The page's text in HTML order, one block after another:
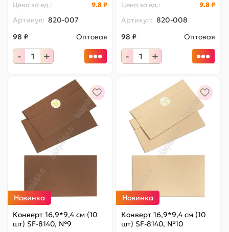
Цена за ед.: 9.8 ₽
Артикул: 820-007
98 ₽
Оптовая
- +
Цена за ед.: 9.8 ₽
Артикул: 820-008
98 ₽
Оптовая
- +
Новинка
Конверт 16,9*9,4 см (10
шт) SF-8140, №9
Новинка
Конверт 16,9*9,4 см (10
шт) SF-8140, №10